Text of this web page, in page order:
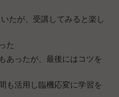
たが、受講してみると楽し
た
あったが、最後にはコツを
も活用し臨機応変に学習を